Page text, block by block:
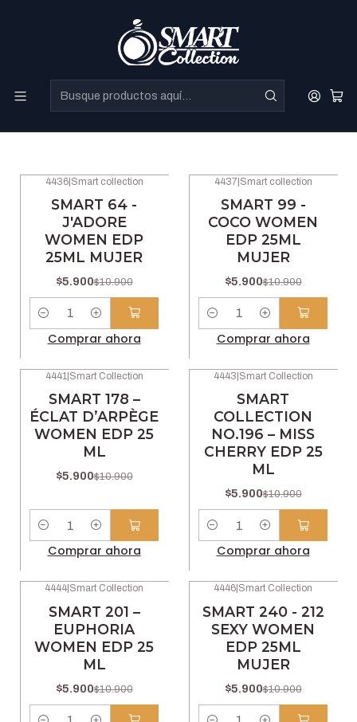
Filtros
4436|Smart collection
SMART 64 -
J'ADORE
WOMEN EDP
25ML MUJER
$5.900$10.900
Cantidad
Comprar ahora
4437|Smart collection
SMART 99 -
COCO WOMEN
EDP 25ML
MUJER
$5.900$10.900
Cantidad
Comprar ahora
4441| Smart Collection
SMART 178 –
ÉCLAT D’ARPÈGE
WOMEN EDP 25
ML
$5.900$10.900
Comprar ahora
4443 Smart Collection
SMART
COLLECTION
NO.196 – MISS
CHERRY EDP 25
ML
$5.900$10.900
Comprar ahora
4444 Smart Collection
SMART 201 –
EUPHORIA
WOMEN EDP 25
ML
$5.900$10.900
4446 Smart Collection
SMART 240 - 212
SEXY WOMEN
EDP 25ML
MUJER
$5.900$10.900